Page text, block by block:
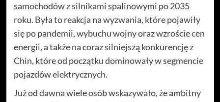
samochodów z silnikami spalinowymi po 2035
roku. Była to reakcja na wyzwania, które pojawiły
się po pandemii, wybuchu wojny oraz wzroście cen
energii, a także na coraz silniejszą konkurencję z
Chin, które od początku dominowały w segmencie
pojazdów elektrycznych.
Już od dawna wiele osób wskazywało, że ambitny